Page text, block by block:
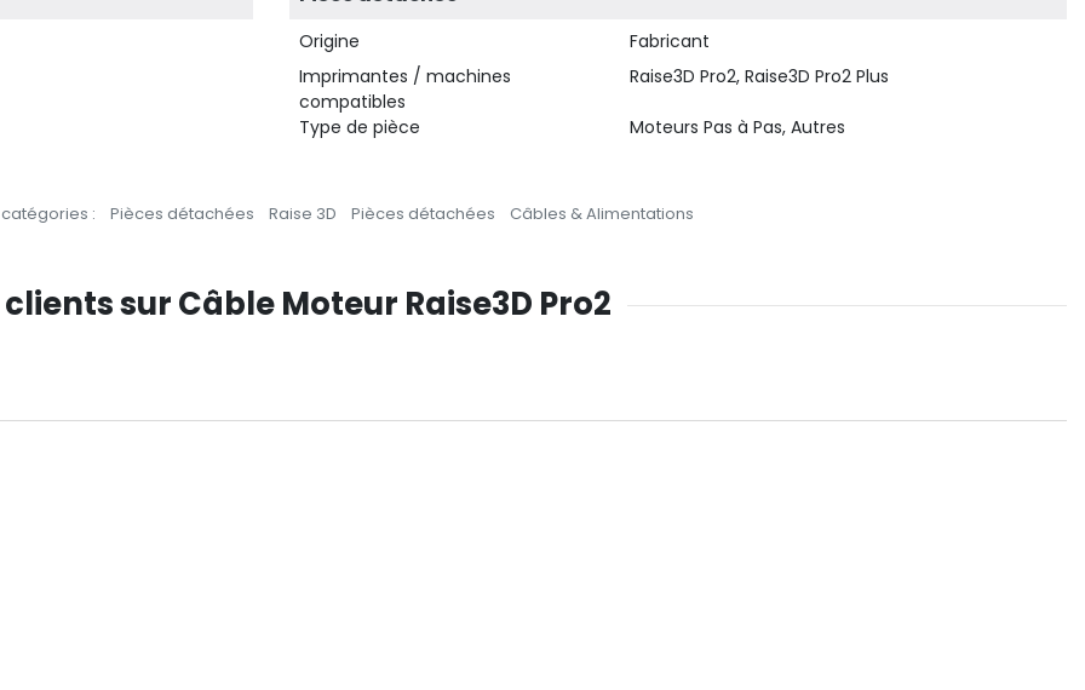
Origine
Fabricant
Imprimantes / machines
compatibles
Raise3D Pro2, Raise3D Pro2 Plus
Type de pièce Moteurs Pas à Pas, Autres
: Pièces détachées Raise 3D Pièces détachées Câbles & Alimentations
sur Câble Moteur Raise3D Pro2